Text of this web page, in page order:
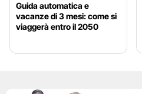
Guida automatica e
vacanze di 3 mesi: come si
viaggerà entro il 2050